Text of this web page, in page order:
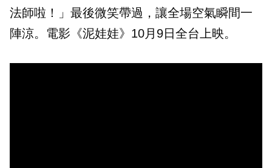
法師啦！」最後微笑帶過，讓全場空氣瞬間一
陣涼。電影《泥娃娃》10月9日全台上映。